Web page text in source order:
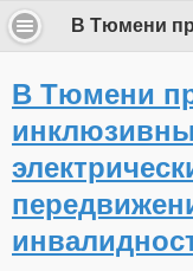
В Тюмени